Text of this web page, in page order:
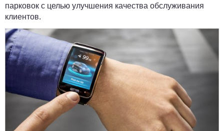
парковок с целью улучшения качества обслуживания
клиентов.